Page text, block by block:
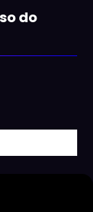
do
com
Entenda